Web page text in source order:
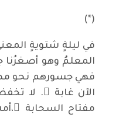
(*)
في ليلةٍ شتويةٍ
المعلمُ وهو أصغرُنا
فهي جسورهم نحو
الآن غابة ً. لا
مفتاح السحابة